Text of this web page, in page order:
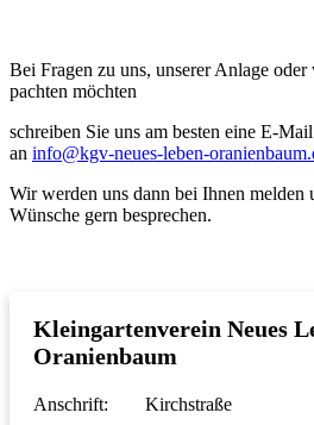
Bei Fragen zu uns, unserer Anlage oder
pachten möchten
schreiben Sie uns am besten eine E-
an info@kgv-neues-leben-
Wir werden uns dann bei Ihnen melden
Wünsche gern besprechen.
Kleingartenverein Neues
Oranienbaum
Anschrift:
Kirchstraße